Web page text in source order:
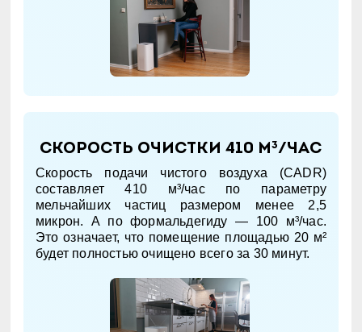
Скорость очистки 410 м³/час
Скорость подачи чистого воздуха (CADR)
составляет 410 м³/час по параметру
мельчайших частиц размером менее 2,5
микрон. А по формальдегиду — 100 м³/час.
Это означает, что помещение площадью 20 м²
будет полностью очищено всего за 30 минут.